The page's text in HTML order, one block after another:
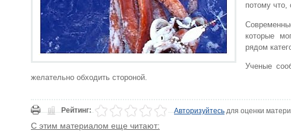
потому что,
которые
рядом
Ученые
желательно обходить стороной.
Рейтинг: Авторизуйтесьдля оценки
С этим материалом еще читают: